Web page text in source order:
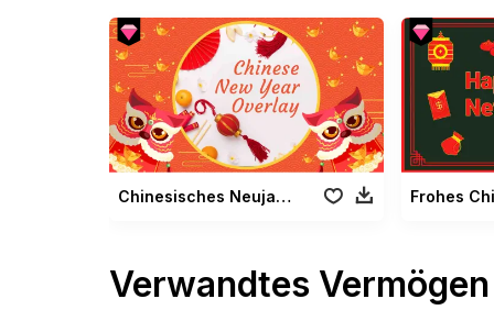
Chinesisches Neujahr Overlay
Verwandtes Vermögen